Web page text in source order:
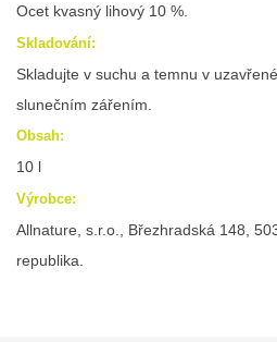
Ocet kvasný lihový 10 %.
Skladování:
Skladujte v suchu a temnu v
slunečním zářením.
Obsah:
10 l
Výrobce:
Allnature, s.r.o., Březhradská 148,
republika.